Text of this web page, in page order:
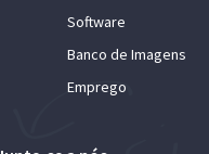
Software
Banco de Imagens
Emprego